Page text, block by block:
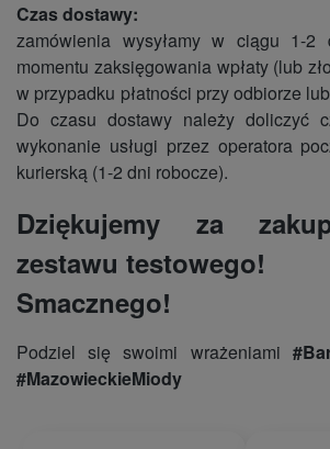
Czas dostawy:
zamówienia wysyłamy w ciągu 1-2
momentu zaksięgowania wpłaty (lub
w przypadku płatności przy odbiorze
Do czasu dostawy należy doliczyć
wykonanie usługi przez operatora
kurierską (1-2 dni robocze).
Dziękujemy za
zestawu testowego!
Smacznego!
Podziel się swoimi wrażeniami
#MazowieckieMiody